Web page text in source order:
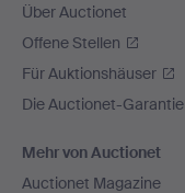
Über Auctionet
Offene Stellen
Für Auktionshäuser
Die Auctionet-Garantie
Mehr von Auctionet
Auctionet Magazine